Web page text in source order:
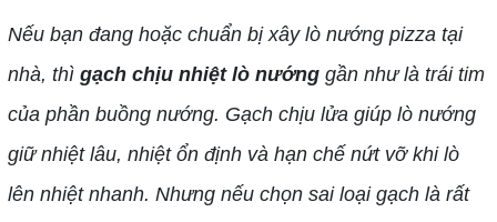
Nếu bạn đang hoặc chuẩn bị xây lò nướng pizza tại
nhà, thì gạch chịu nhiệt lò nướng gần như là trái tim
của phần buồng nướng. Gạch chịu lửa giúp lò nướng
giữ nhiệt lâu, nhiệt ổn định và hạn chế nứt vỡ khi lò
lên nhiệt nhanh. Nhưng nếu chọn sai loại gạch là rất